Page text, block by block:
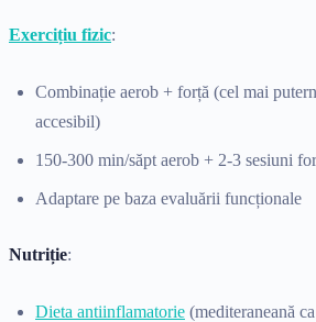
Exercițiu fizic:
Combinație aerob + forță (cel mai
accesibil)
150-300 min/săpt aerob + 2-3 sesiuni
Adaptare pe baza evaluării funcționale
Nutriție:
Dieta antiinflamatorie (mediteraneană